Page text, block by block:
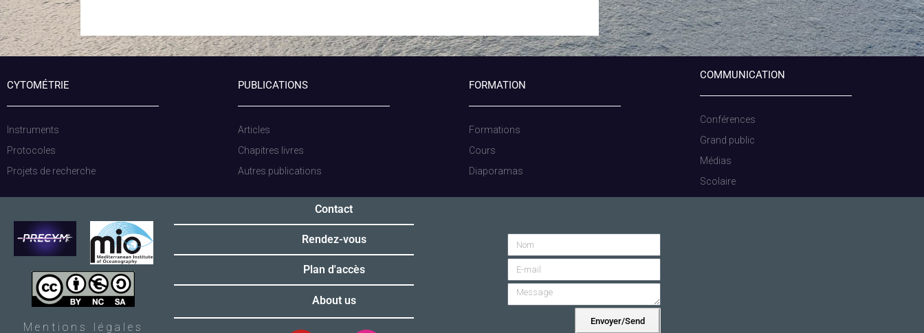
CYTOMÉTRIE
Instruments
Protocoles
Projets de recherche
PUBLICATIONS
Articles
Chapitres livres
Autres publications
FORMATION
Formations
Cours
Diaporamas
COMMUNICATION
Conférences
Grand public
Médias
Scolaire
Mentions légales
Contact
Rendez-vous
Plan d'accès
About us
Envoyer/Send